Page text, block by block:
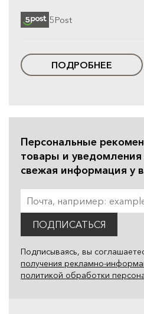
5Post
ПОДРОБНЕЕ
Персональные
товары и уведомления
свежая информация у
ПОДПИСАТЬСЯ
Подписываясь, вы
получения рекламно-
политикой обработки